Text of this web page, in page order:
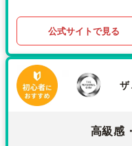
公式サイトで見る
ザ
高級感